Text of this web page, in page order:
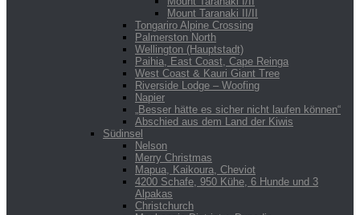
Mount Taranaki II/II
Tongariro Alpine Crossing
Palmerston North
Wellington (Hauptstadt)
Paihia, East Coast, Cape Reinga
West Coast & Kauri Giant Tree
Riverside Lodge – Woofing
Napier
„Besser hätte es sicher nicht laufen können“
Abschied aus dem Land der Kiwis
Südinsel
Nelson
Merry Christmas
Mapua, Kaikoura, Cheviot
4200 Schafe, 950 Kühe, 6 Hunde und 3
Alpakas
Christchurch